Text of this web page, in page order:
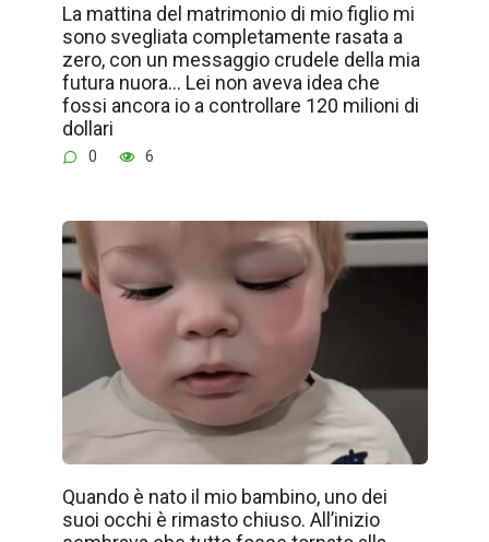
La mattina del matrimonio di mio figlio mi
sono svegliata completamente rasata a
zero, con un messaggio crudele della mia
futura nuora… Lei non aveva idea che
fossi ancora io a controllare 120 milioni di
dollari
0 6
Quando è nato il mio bambino, uno dei
suoi occhi è rimasto chiuso. All’inizio